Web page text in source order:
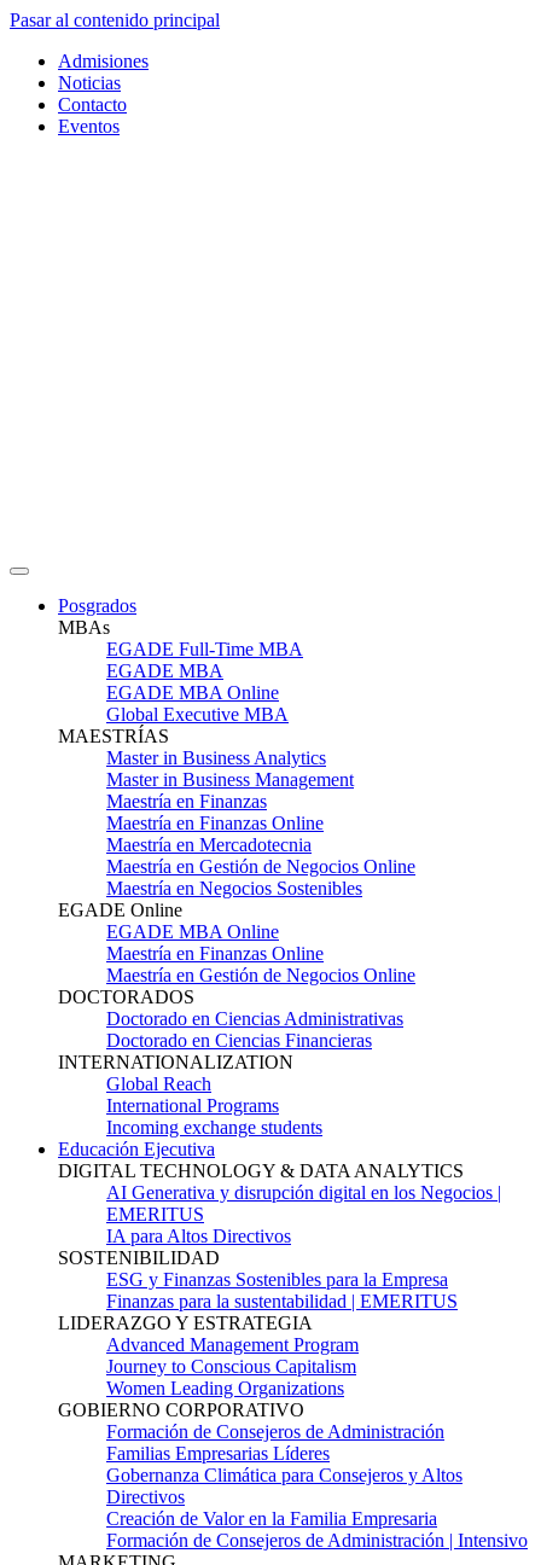
Pasar al contenido principal
Admisiones
Noticias
Contacto
Eventos
Posgrados
MBAs
EGADE Full-Time MBA
EGADE MBA
EGADE MBA Online
Global Executive MBA
MAESTRÍAS
Master in Business Analytics
Master in Business Management
Maestría en Finanzas
Maestría en Finanzas Online
Maestría en Mercadotecnia
Maestría en Gestión de Negocios Online
Maestría en Negocios Sostenibles
EGADE Online
EGADE MBA Online
Maestría en Finanzas Online
Maestría en Gestión de Negocios Online
DOCTORADOS
Doctorado en Ciencias Administrativas
Doctorado en Ciencias Financieras
INTERNATIONALIZATION
Global Reach
International Programs
Incoming exchange students
Educación Ejecutiva
DIGITAL TECHNOLOGY & DATA ANALYTICS
AI Generativa y disrupción digital en los Negocios |
EMERITUS
IA para Altos Directivos
SOSTENIBILIDAD
ESG y Finanzas Sostenibles para la Empresa
Finanzas para la sustentabilidad | EMERITUS
LIDERAZGO Y ESTRATEGIA
Advanced Management Program
Journey to Conscious Capitalism
Women Leading Organizations
GOBIERNO CORPORATIVO
Formación de Consejeros de Administración
Familias Empresarias Líderes
Gobernanza Climática para Consejeros y Altos
Directivos
Creación de Valor en la Familia Empresaria
Formación de Consejeros de Administración | Intensivo